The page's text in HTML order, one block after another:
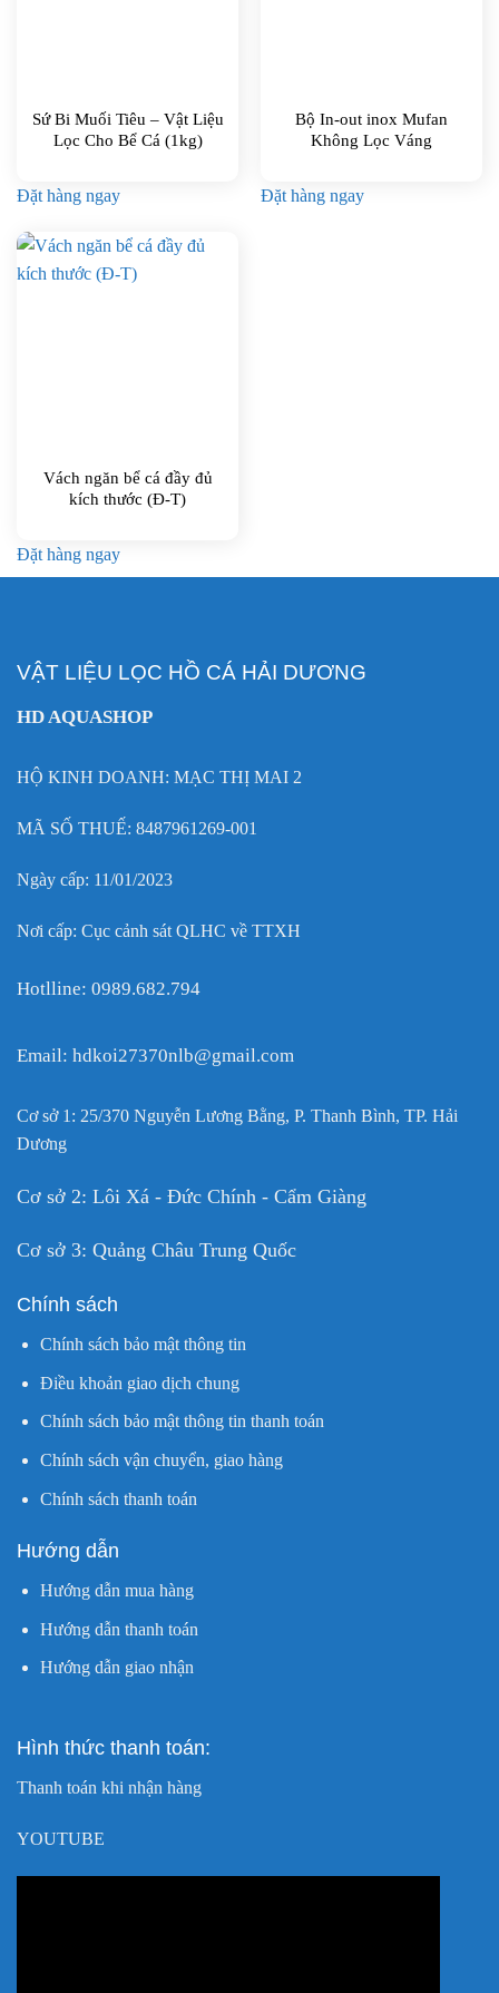
Sứ Bi Muối Tiêu – Vật Liệu
Lọc Cho Bể Cá (1kg)
Đặt hàng ngay
Bộ In-out inox Mufan
Không Lọc Váng
Đặt hàng ngay
Vách ngăn bể cá đầy đủ
kích thước (Đ-T)
Đặt hàng ngay
VẬT LIỆU LỌC HỒ CÁ HẢI DƯƠNG
HD AQUASHOP
HỘ KINH DOANH: MẠC THỊ MAI 2
MÃ SỐ THUẾ: 8487961269-001
Ngày cấp: 11/01/2023
Nơi cấp: Cục cảnh sát QLHC về TTXH
Hotlline: 0989.682.794
Email: hdkoi27370nlb@gmail.com
Cơ sở 1: 25/370 Nguyễn Lương Bằng, P. Thanh Bình, TP. Hải
Dương
Cơ sở 2: Lôi Xá - Đức Chính - Cẩm Giàng
Cơ sở 3: Quảng Châu Trung Quốc
Chính sách
Chính sách bảo mật thông tin
Điều khoản giao dịch chung
Chính sách bảo mật thông tin thanh toán
Chính sách vận chuyển, giao hàng
Chính sách thanh toán
Hướng dẫn
Hướng dẫn mua hàng
Hướng dẫn thanh toán
Hướng dẫn giao nhận
Hình thức thanh toán:
Thanh toán khi nhận hàng
YOUTUBE